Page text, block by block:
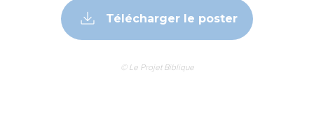
leurs maris, depuis le plus grand jusqu'au plus petit.
Cet avis fut approuvé du roi et des princes, et le roi agit
Il envoya des lettres à toutes les provinces du royaume, à